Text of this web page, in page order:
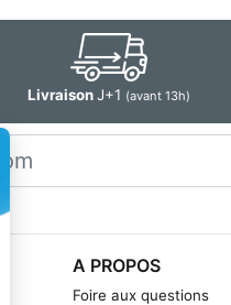
LivraisonJ+1 (avant 13h)
A PROPOS
Foire aux questions